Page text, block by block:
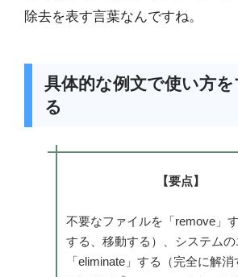
除去を表す言葉なんですね。
具体的な例文で使い方
る
【要点】
不要なファイルを「remove」
する、移動する）、システム
「eliminate」する（完全に解